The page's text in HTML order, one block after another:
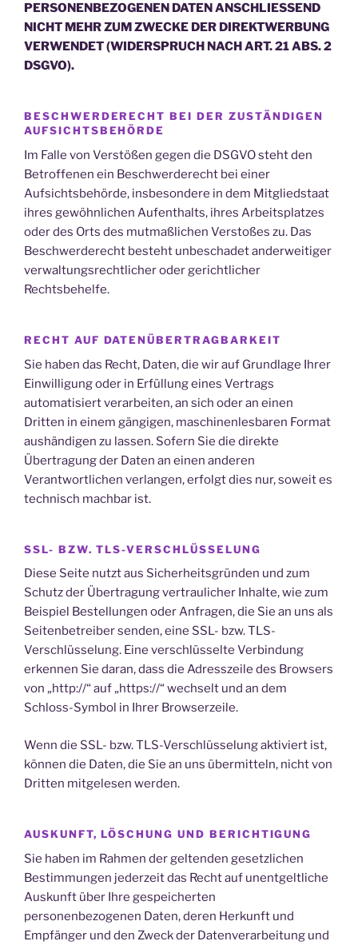
PERSONENBEZOGENEN DATEN ANSCHLIESSEND
NICHT MEHR ZUM ZWECKE DER DIREKTWERBUNG
VERWENDET (WIDERSPRUCH NACH ART. 21 ABS. 2
DSGVO).
BESCHWERDE­RECHT BEI DER ZUSTÄNDIGEN
AUFSICHTS­BEHÖRDE
Im Falle von Verstößen gegen die DSGVO steht den
Betroffenen ein Beschwerderecht bei einer
Aufsichtsbehörde, insbesondere in dem Mitgliedstaat
ihres gewöhnlichen Aufenthalts, ihres Arbeitsplatzes
oder des Orts des mutmaßlichen Verstoßes zu. Das
Beschwerderecht besteht unbeschadet anderweitiger
verwaltungsrechtlicher oder gerichtlicher
Rechtsbehelfe.
RECHT AUF DATEN­ÜBERTRAG­BARKEIT
Sie haben das Recht, Daten, die wir auf Grundlage Ihrer
Einwilligung oder in Erfüllung eines Vertrags
automatisiert verarbeiten, an sich oder an einen
Dritten in einem gängigen, maschinenlesbaren Format
aushändigen zu lassen. Sofern Sie die direkte
Übertragung der Daten an einen anderen
Verantwortlichen verlangen, erfolgt dies nur, soweit es
technisch machbar ist.
SSL- BZW. TLS-VERSCHLÜSSELUNG
Diese Seite nutzt aus Sicherheitsgründen und zum
Schutz der Übertragung vertraulicher Inhalte, wie zum
Beispiel Bestellungen oder Anfragen, die Sie an uns als
Seitenbetreiber senden, eine SSL- bzw. TLS-
Verschlüsselung. Eine verschlüsselte Verbindung
erkennen Sie daran, dass die Adresszeile des Browsers
von „http://“ auf „https://“ wechselt und an dem
Schloss-Symbol in Ihrer Browserzeile.
Wenn die SSL- bzw. TLS-Verschlüsselung aktiviert ist,
können die Daten, die Sie an uns übermitteln, nicht von
Dritten mitgelesen werden.
AUSKUNFT, LÖSCHUNG UND BERICHTIGUNG
Sie haben im Rahmen der geltenden gesetzlichen
Bestimmungen jederzeit das Recht auf unentgeltliche
Auskunft über Ihre gespeicherten
personenbezogenen Daten, deren Herkunft und
Empfänger und den Zweck der Datenverarbeitung und